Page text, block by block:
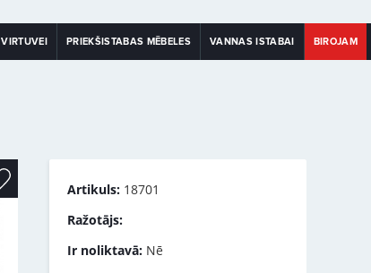
VIRTUVEI PRIEKŠISTABAS MĒBELES VANNAS ISTABAI BIROJAM
Artikuls: 18701
Ražotājs:
Ir noliktavā: Nē